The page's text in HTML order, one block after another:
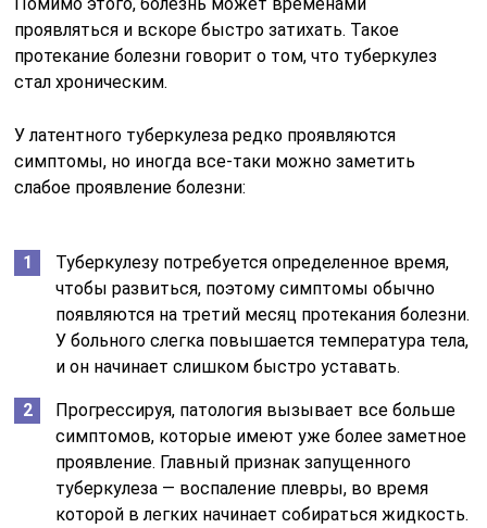
проявляться и вскоре быстро затихать. Такое
протекание болезни говорит о том, что туберкулез
стал хроническим.
У латентного туберкулеза редко проявляются
симптомы, но иногда все-таки можно заметить
слабое проявление болезни:
Туберкулезу потребуется определенное время,
чтобы развиться, поэтому симптомы обычно
появляются на третий месяц протекания болезни.
У больного слегка повышается температура тела,
и он начинает слишком быстро уставать.
Прогрессируя, патология вызывает все больше
симптомов, которые имеют уже более заметное
проявление. Главный признак запущенного
туберкулеза — воспаление плевры, во время
которой в легких начинает собираться жидкость.